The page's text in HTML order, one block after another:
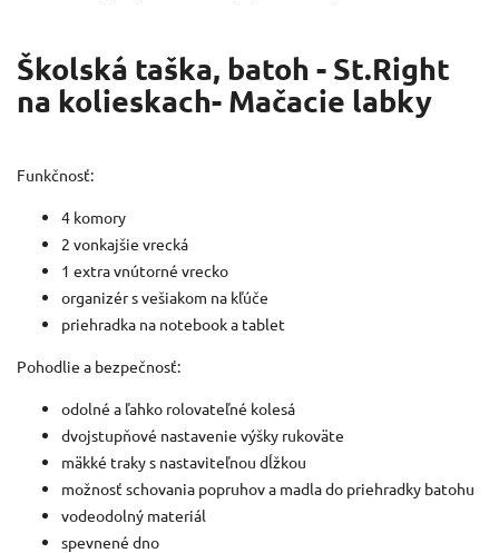
Školská taška, batoh - St.Right
na kolieskach- Mačacie labky
Funkčnosť:
4 komory
2 vonkajšie vrecká
1 extra vnútorné vrecko
organizér s vešiakom na kľúče
priehradka na notebook a tablet
Pohodlie a bezpečnosť:
odolné a ľahko rolovateľné kolesá
dvojstupňové nastavenie výšky rukoväte
mäkké traky s nastaviteľnou dĺžkou
možnosť schovania popruhov a madla do priehradky batohu
vodeodolný materiál
spevnené dno